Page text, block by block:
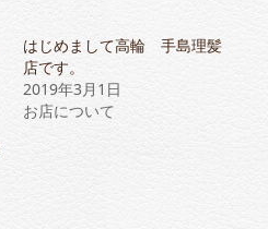
はじめまして高輪 手島理髪
店です。
2019年3月1日
お店について